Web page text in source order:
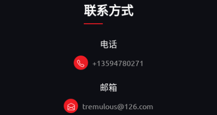
联系方式
电话
+13594780271
邮箱
tremulous@126.com